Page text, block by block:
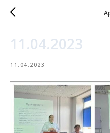
11.04.2023
11.04.2023